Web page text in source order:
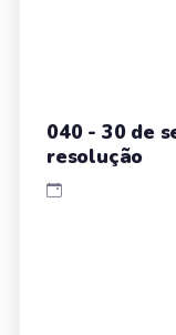
040 - 30 de
resolução